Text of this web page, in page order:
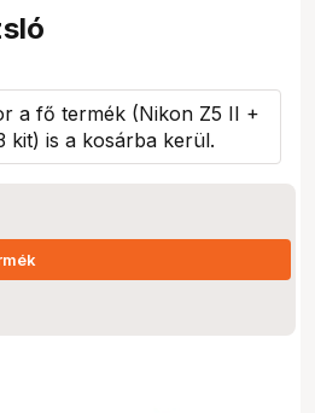
a fő termék (Nikon Z5 II +
kit) is a kosárba kerül.